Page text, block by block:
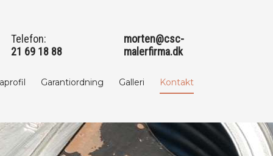
Telefon: ​
21 69 18 88​
morten@csc-
malerfirma.dk
Garantiordning Galleri Kontakt